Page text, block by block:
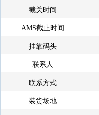
截关时间
AMS截止时间
挂靠码头
联系人
联系方式
装货场地